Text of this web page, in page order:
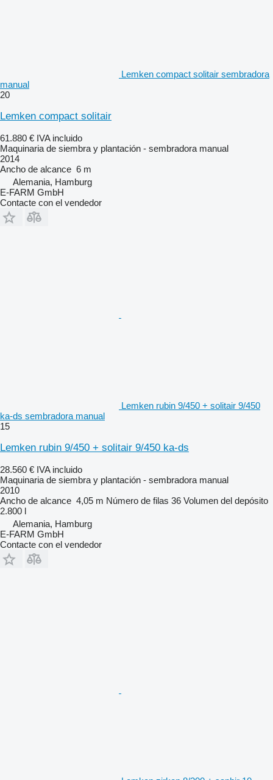
Lemken compact solitair sembradora
manual
20
Lemken compact solitair
61.880 € IVA incluido
Maquinaria de siembra y plantación - sembradora manual
2014
Ancho de alcance 6 m
Alemania, Hamburg
E-FARM GmbH
Contacte con el vendedor
Lemken rubin 9/450 + solitair 9/450
ka-ds sembradora manual
15
Lemken rubin 9/450 + solitair 9/450 ka-ds
28.560 € IVA incluido
Maquinaria de siembra y plantación - sembradora manual
2010
Ancho de alcance 4,05 m Número de filas 36 Volumen del depósito
2.800 l
Alemania, Hamburg
E-FARM GmbH
Contacte con el vendedor